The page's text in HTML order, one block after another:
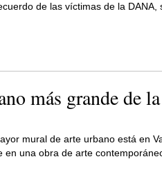
de las víctimas de la DANA,
más grande de la
mural de arte urbano está en
en una obra de arte